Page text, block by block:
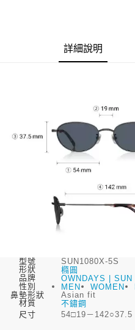
1.本服務由台灣大哥大提供，台灣大
2.付款方式選擇「大哥付你分期」，
流程，驗證手機門號後，選擇欲分期
3.實際核准額度、可分期數及費用金
4.訂單成立30分鐘內，如未前往確
消。如遇「轉專審核」未通過狀況
【繳款方式說明】
1.分期款項不併入電信帳單，「大哥
2.透過簡訊連結打開帳單後，可選擇
【注意事項】
1.本服務係由「台灣大哥大股份有限
用戶於交易時，得透過本服務購買
買賣價金債權讓與本公司後，依約使
2.基於同意付款使用「大哥付你分期
資料（包含姓名、電話或地址）提
【關於「AFTEE先享後付」】
AFTEE先享後付是「在收到商品之
１．簡單：不需註冊會員、不需綁卡
２．便利：只要手機號碼，簡訊認
３．安心：先確認商品／服務後，再
【「AFTEE先享後付」結帳流程】
１．於結帳方式選擇「AFTEE先享
３．收到繳費通知簡訊後14天內，
ATM／網路銀行／等多元方式進行付
※ 請注意：結帳手續完成當下不需
購買商品的店家。未經商家同意取消
後付繳納相關費用。
※ 交易是否成功請以「AFTEE先享
付款後全家取貨
每筆NT$70，滿NT$899(含以上)
宅配
每筆NT$100，滿NT$1,000(含以
京站台北店客服中心(1F星巴克
詳細說明
型號
SUN1080X-5S
形狀
橢圓
品牌
OWNDAYS | SUN
性別
MEN WOMEN
鼻墊形狀
Asian fit
材質
不鏽鋼
尺寸
54□19－142○37.5